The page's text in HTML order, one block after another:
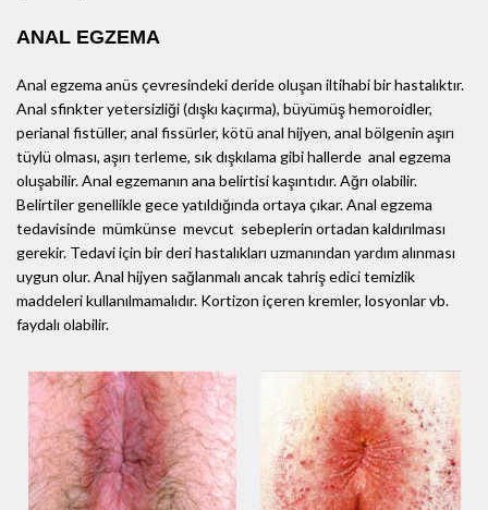
ANAL EGZEMA
Anal egzema anüs çevresindeki deride oluşan iltihabi bir hastalıktır.
Anal sfinkter yetersizliği (dışkı kaçırma), büyümüş hemoroidler,
perianal fistüller, anal fissürler, kötü anal hijyen, anal bölgenin aşırı
tüylü olması, aşırı terleme, sık dışkılama gibi hallerde anal egzema
oluşabilir. Anal egzemanın ana belirtisi kaşıntıdır. Ağrı olabilir.
Belirtiler genellikle gece yatıldığında ortaya çıkar. Anal egzema
tedavisinde mümkünse mevcut sebeplerin ortadan kaldırılması
gerekir. Tedavi için bir deri hastalıkları uzmanından yardım alınması
uygun olur. Anal hijyen sağlanmalı ancak tahriş edici temizlik
maddeleri kullanılmamalıdır. Kortizon içeren kremler, losyonlar vb.
faydalı olabilir.